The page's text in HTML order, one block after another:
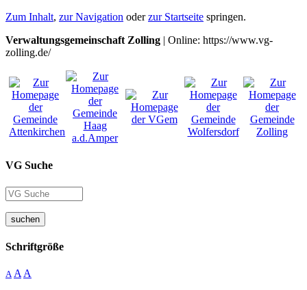
Zum Inhalt, zur Navigation oderzur Startseite springen.
Verwaltungsgemeinschaft Zolling | Online: https://www.vg-
zolling.de/
VG Suche
suchen
Schriftgröße
A A A